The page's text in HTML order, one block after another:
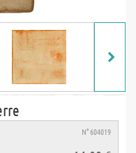
N° 604019